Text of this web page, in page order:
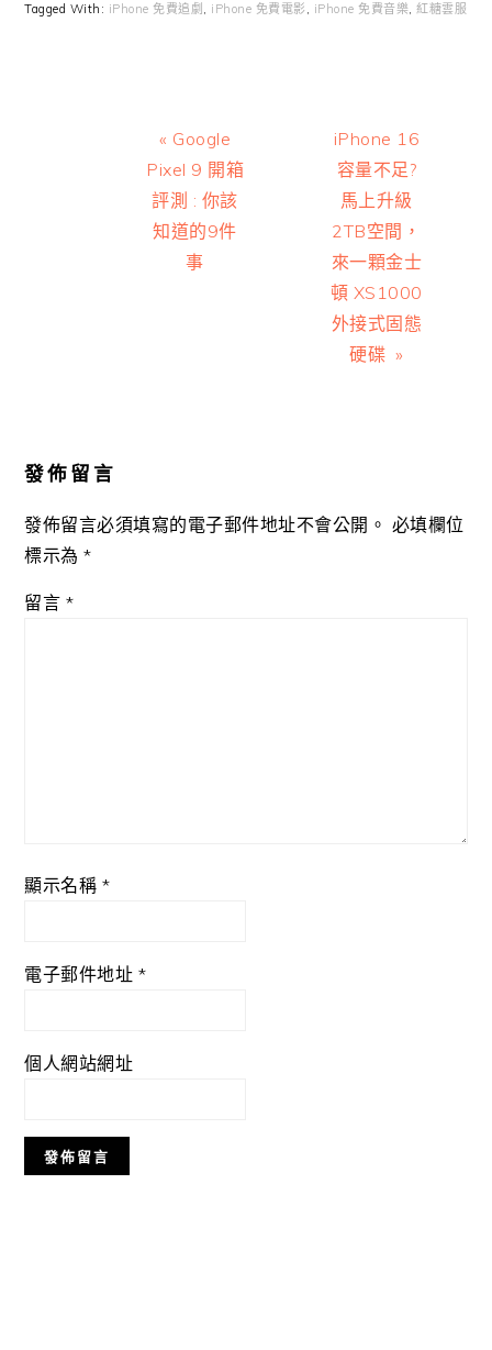
Tagged With: iPhone 免費追劇 , iPhone 免費電影 , iPhone 免費音樂,紅糖雲服
Previous
Post:
« Google
Pixel 9 開箱
評測 : 你該
知道的9件
事
Next
Post:
iPhone 16
容量不足?
馬上升級
2TB空間，
來一顆金士
頓 XS1000
外接式固態
硬碟 »
發佈留言
發佈留言必須填寫的電子郵件地址不會公開。 必填欄位
標示為*
留言 *
顯示名稱 *
電子郵件地址 *
個人網站網址